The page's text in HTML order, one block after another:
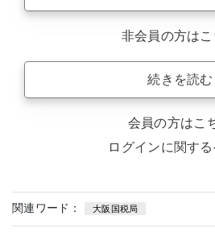
非会員の方はこ
続きを読む
会員の方はこ
ログインに関す
関連ワード： 大阪国税局